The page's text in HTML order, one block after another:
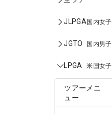
JLPGA国内女子
JGTO 国内男子
LPGA 米国女子
ツアーメニ
ュー